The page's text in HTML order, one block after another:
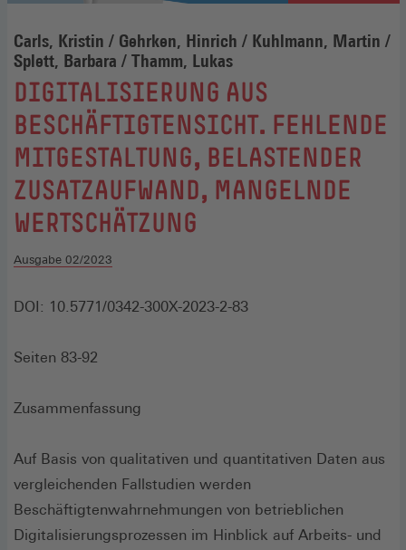
Carls, Kristin / Gehrken, Hinrich / Kuhlmann, Martin /
Splett, Barbara / Thamm, Lukas
:
DIGITALISIERUNG AUS
BESCHÄFTIGTENSICHT. FEHLENDE
MITGESTALTUNG, BELASTENDER
ZUSATZAUFWAND, MANGELNDE
WERTSCHÄTZUNG
Ausgabe 02/2023
DOI: 10.5771/0342-300X-2023-2-83
Seiten 83-92
Zusammenfassung
Auf Basis von qualitativen und quantitativen Daten aus
vergleichenden Fallstudien werden
Beschäftigtenwahrnehmungen von betrieblichen
Digitalisierungsprozessen im Hinblick auf Arbeits- und